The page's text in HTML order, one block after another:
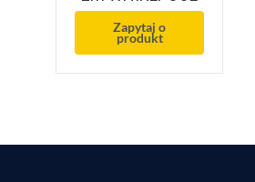
Zapytaj o
produkt